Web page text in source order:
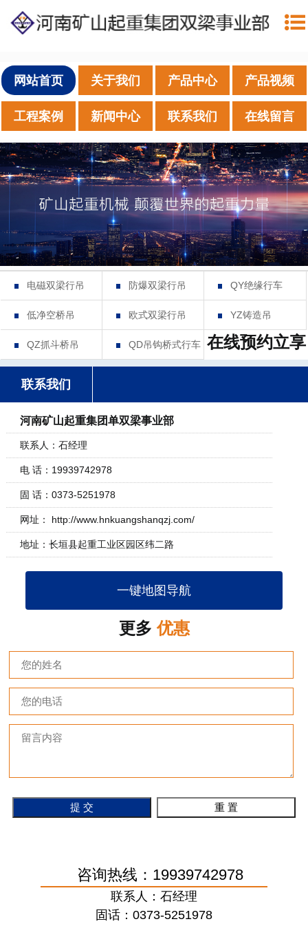
网站首页 关于我们 产品中心 产品视频
工程案例 新闻中心 联系我们 在线留言
电磁双梁行吊 防爆双梁行吊 QY绝缘行车
低净空桥吊 欧式双梁行吊 YZ铸造吊
QZ抓斗桥吊 QD吊钩桥式行车
联系我们
河南矿山起重集团单双梁事业部
联系人：石经理
电 话：19939742978
固 话：0373-5251978
网址： http://www.hnkuangshanqzj.com/
地址：长垣县起重工业区园区纬二路
一键地图导航
在线预约立享
更多 优惠
咨询热线：19939742978
联系人：石经理
固话：0373-5251978